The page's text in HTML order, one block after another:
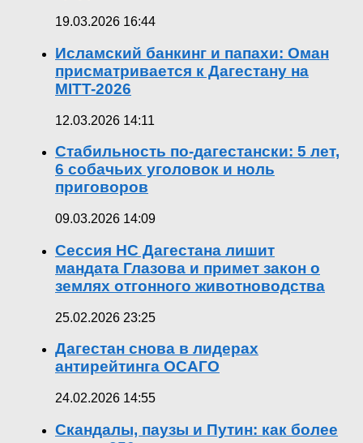
19.03.2026 16:44
Исламский банкинг и папахи: Оман
присматривается к Дагестану на
MITT-2026
12.03.2026 14:11
Стабильность по-дагестански: 5 лет,
6 собачьих уголовок и ноль
приговоров
09.03.2026 14:09
Сессия НС Дагестана лишит
мандата Глазова и примет закон о
землях отгонного животноводства
25.02.2026 23:25
Дагестан снова в лидерах
антирейтинга ОСАГО
24.02.2026 14:55
Скандалы, паузы и Путин: как более